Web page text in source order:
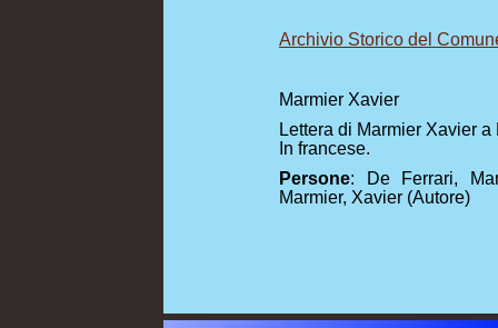
Archivio Storico del
Marmier Xavier
Lettera di Marmier Xavier
In francese.
Persone: De Ferrari,
Marmier, Xavier (Autore)